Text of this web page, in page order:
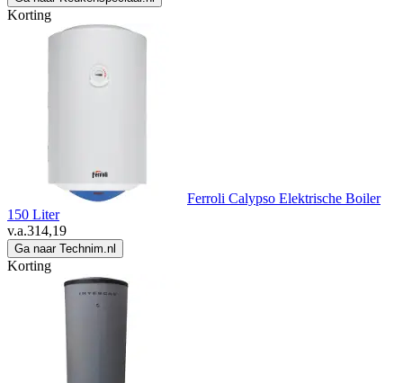
Korting
Ferroli Calypso Elektrische Boiler
150 Liter
v.a.314,19
Ga naar Technim.nl
Korting